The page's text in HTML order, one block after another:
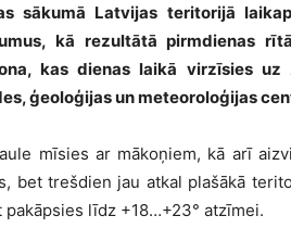
sākumā Latvijas teritorijā
kā rezultātā pirmdienas
kas dienas laikā virzīsies
ģeoloģijas un meteoroloģijas
mīsies ar mākoņiem, kā arī
bet trešdien jau atkal plašākā
pakāpsies līdz +18…+23° atzīmei.